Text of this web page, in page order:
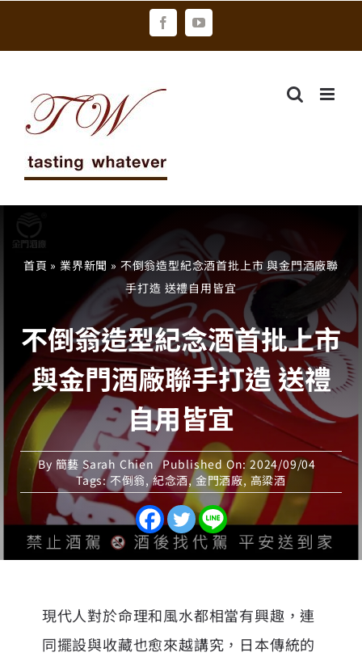
FacebookYouTube
首頁 » 業界新聞 » 不倒翁造型紀念酒首批上市 與金門酒廠聯
手打造 送禮自用皆宜
不倒翁造型紀念酒首批上市
與金門酒廠聯手打造 送禮
自用皆宜
By 簡藝 Sarah Chien Published On: 2024/09/04
Tags:不倒翁,紀念酒,金門酒廠, 高粱酒
現代人對於命理和風水都相當有興趣，連
同擺設與收藏也愈來越講究，日本傳統的